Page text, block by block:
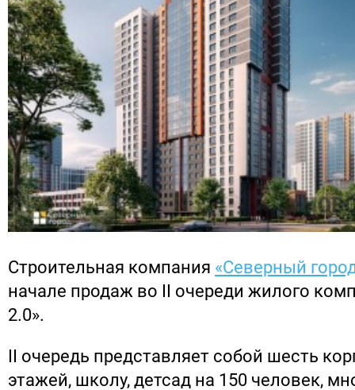
Строительная компания «Северный
начале продаж во II очереди жилого
2.0».
II очередь представляет собой шесть
этажей, школу, детсад на 150 человек,